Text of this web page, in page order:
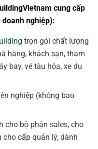
cung cấp
doanh nghiệp):
trọn gói chất lượng
hàng, khách sạn, tham
bay, vé tàu hỏa, xe du
nghiệp (không bao
cho bộ phận sales, cho
cấp quản lý, dành